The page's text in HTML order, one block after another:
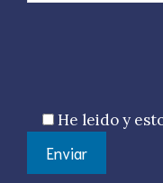
He leido y